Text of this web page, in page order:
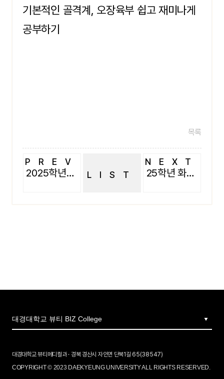
기본적인 골격계, 오장육부 쉽고 재미나게
공부하기
목록
PREV
2025학년도 수요일 뷰티트랜드테크닉 수업 LIST
NEXT
25학년 화요일 콥수업
대경대학교 뷰티메디컬과 · 경북 경산시 자인면 단북1길 65(38547)
COPYRIGHT © 2023 DAEKYEUNG UNIVERSITY ALL RIGHTS RESERVED.